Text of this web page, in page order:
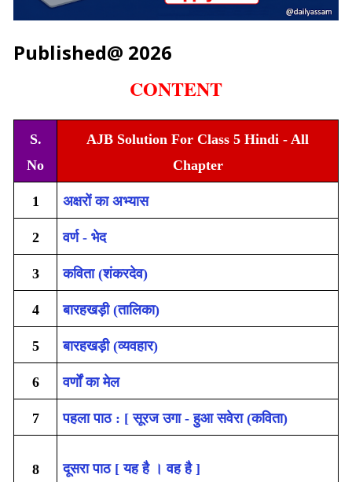
Published@ 2026
CONTENT
S.
No
AJB Solution For Class 5 Hindi - All
Chapter
1 अक्षरों का अभ्यास
2 वर्ण - भेद
3 कविता (शंकरदेव)
4 बारहखड़ी (तालिका)
5 बारहखड़ी (व्यवहार)
6 वर्णों का मेल
7 पहला पाठ : [ सूरज उगा - हुआ सवेरा (कविता)
8 दूसरा पाठ [ यह है । वह है ]